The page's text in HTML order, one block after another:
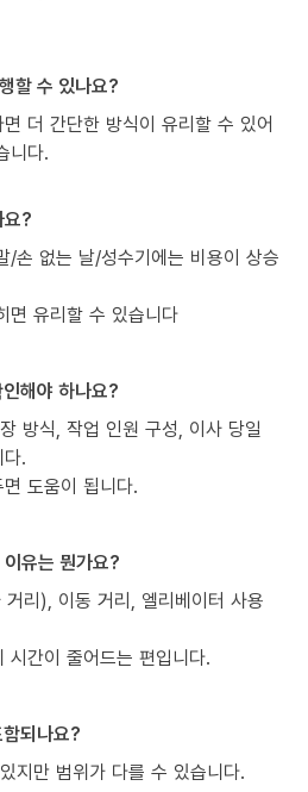
할 수 있나요?
더 간단한 방식이 유리할 수 있어
니다.
?
/손 없는 날/성수기에는 비용이 상승
면 유리할 수 있습니다
해야 하나요?
방식, 작업 인원 구성, 이사 당일
.
도움이 됩니다.
유는 뭔가요?
리), 이동 거리, 엘리베이터 사용
시간이 줄어드는 편입니다.
되나요?
지만 범위가 다를 수 있습니다.